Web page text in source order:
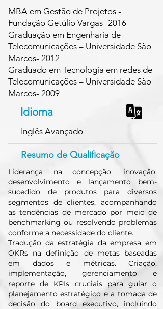
MBA em Gestão de Projetos -
Fundação Getúlio Vargas- 2016
Graduação em Engenharia de
Telecomunicações – Universidade São
Marcos- 2012
Graduado em Tecnologia em redes de
Telecomunicações – Universidade São
Marcos- 2009
Idioma
Inglês Avançado
Resumo de Qualificação
Liderança na concepção, inovação,
desenvolvimento e lançamento bem-
sucedido de produtos para diversos
segmentos de clientes, acompanhando
as tendências de mercado por meio de
benchmarking ou resolvendo problemas
conforme a necessidade do cliente.
Tradução da estratégia da empresa em
OKRs na definição de metas baseadas
em dados e métricas. Criação,
implementação, gerenciamento e
reporte de KPIs cruciais para guiar o
planejamento estratégico e a tomada de
decisão do board executivo, incluindo